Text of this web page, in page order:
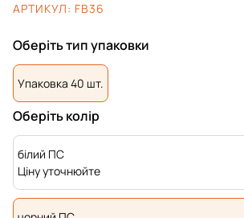
АРТИКУЛ: FB36
Оберіть тип упаковки
Упаковка 40 шт.
Оберіть колір
білий ПС
Ціну уточнюйте